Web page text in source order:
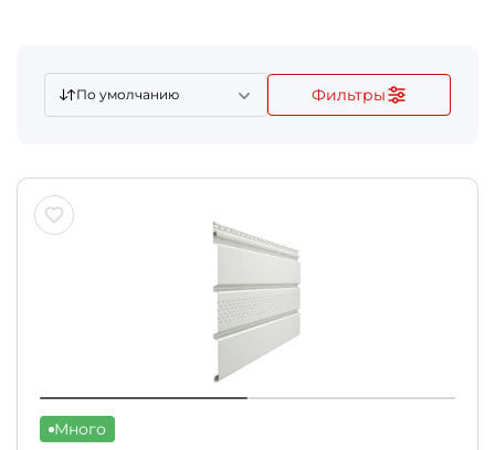
По умолчанию Фильтры
Много